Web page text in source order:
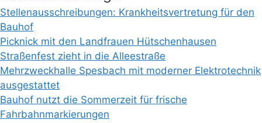
Stellenausschreibungen: Krankheitsvertretung für den
Bauhof
Picknick mit den Landfrauen Hütschenhausen
Straßenfest zieht in die Alleestraße
Mehrzweckhalle Spesbach mit moderner Elektrotechnik
ausgestattet
Bauhof nutzt die Sommerzeit für frische
Fahrbahnmarkierungen